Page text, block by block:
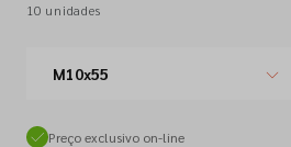
10 unidades
M10x55
Preço exclusivo on-line